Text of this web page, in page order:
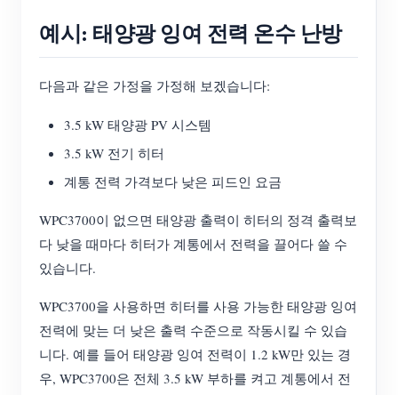
예시: 태양광 잉여 전력 온수 난방
다음과 같은 가정을 가정해 보겠습니다:
3.5 kW 태양광 PV 시스템
3.5 kW 전기 히터
계통 전력 가격보다 낮은 피드인 요금
WPC3700이 없으면 태양광 출력이 히터의 정격 출력보
다 낮을 때마다 히터가 계통에서 전력을 끌어다 쓸 수
있습니다.
WPC3700을 사용하면 히터를 사용 가능한 태양광 잉여
전력에 맞는 더 낮은 출력 수준으로 작동시킬 수 있습
니다. 예를 들어 태양광 잉여 전력이 1.2 kW만 있는 경
우, WPC3700은 전체 3.5 kW 부하를 켜고 계통에서 전